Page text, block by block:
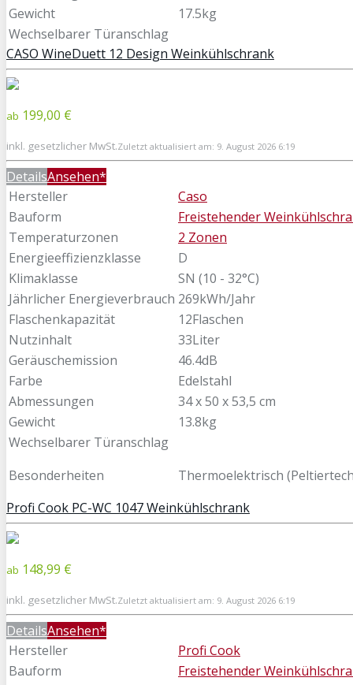
Gewicht
17.5kg
Wechselbarer Türanschlag
CASO WineDuett 12 Design Weinkühlschrank
ab 199,00 €
inkl. gesetzlicher MwSt.Zuletzt aktualisiert am: 9. August 2026 6:19
DetailsAnsehen*
Hersteller
Caso
Bauform
Freistehender
Temperaturzonen
2 Zonen
Energieeffizienzklasse
D
Klimaklasse
SN (10 - 32°C)
Jährlicher Energieverbrauch 269kWh/Jahr
Flaschenkapazität
12Flaschen
Nutzinhalt
33Liter
Geräuschemission
46.4dB
Farbe
Edelstahl
Abmessungen
34 x 50 x 53,5 cm
Gewicht
13.8kg
Wechselbarer Türanschlag
Besonderheiten
Thermoelektrisch
Profi Cook PC-WC 1047 Weinkühlschrank
ab 148,99 €
inkl. gesetzlicher MwSt.Zuletzt aktualisiert am: 9. August 2026 6:19
DetailsAnsehen*
Hersteller
Profi Cook
Bauform
Freistehender